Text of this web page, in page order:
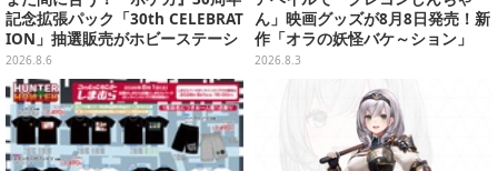
記念拡張パック「30th CELEBRAT
ION」抽選販売がホビーステーシ
ョンで実施中、8月6日まで
2026.8.6
ん」映画グッズが8月8日発売！新
作「オラの妖怪バケ～ション」
や、「ヘンダーランド」「暗黒タ
マタマ」などをフィーチャー
2026.8.3